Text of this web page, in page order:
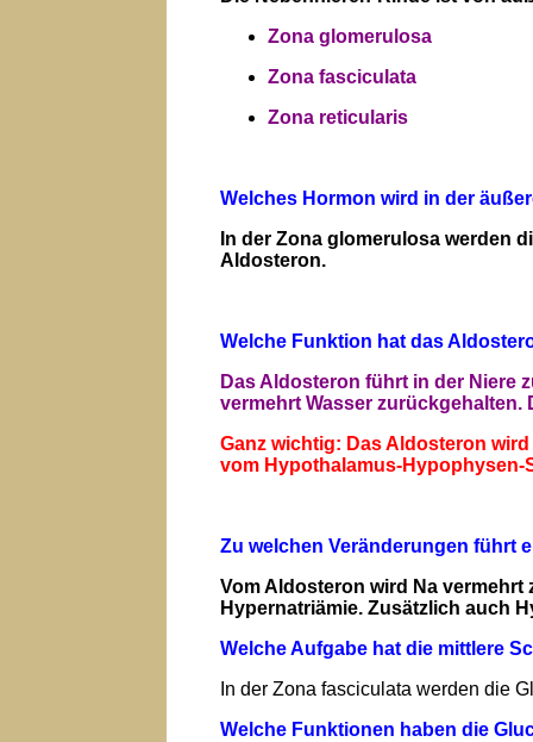
Zona glomerulosa
Zona fasciculata
Zona reticularis
Welches Hormon wird in der
In der Zona glomerulosa werden
Aldosteron.
Welche Funktion hat das
Das Aldosteron führt in der Niere
vermehrt Wasser zurückgehalten.
Ganz wichtig: Das Aldosteron
vom Hypothalamus-Hypophysen-
Zu welchen Veränderungen führt
Vom Aldosteron wird Na
Hypernatriämie. Zusätzlich auch
Welche Aufgabe hat die mittlere
In der Zona fasciculata werden die
Welche Funktionen haben die